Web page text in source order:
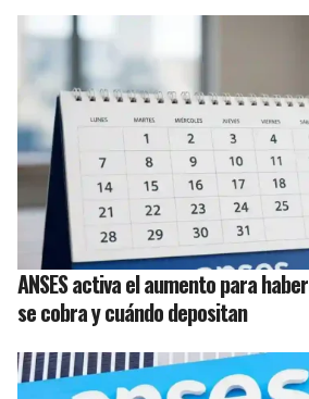
ANSES activa el aumento para
se cobra y cuándo depositan